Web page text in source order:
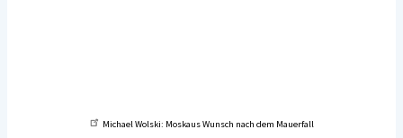
Michael Wolski: Moskaus Wunsch nach dem Mauerfall